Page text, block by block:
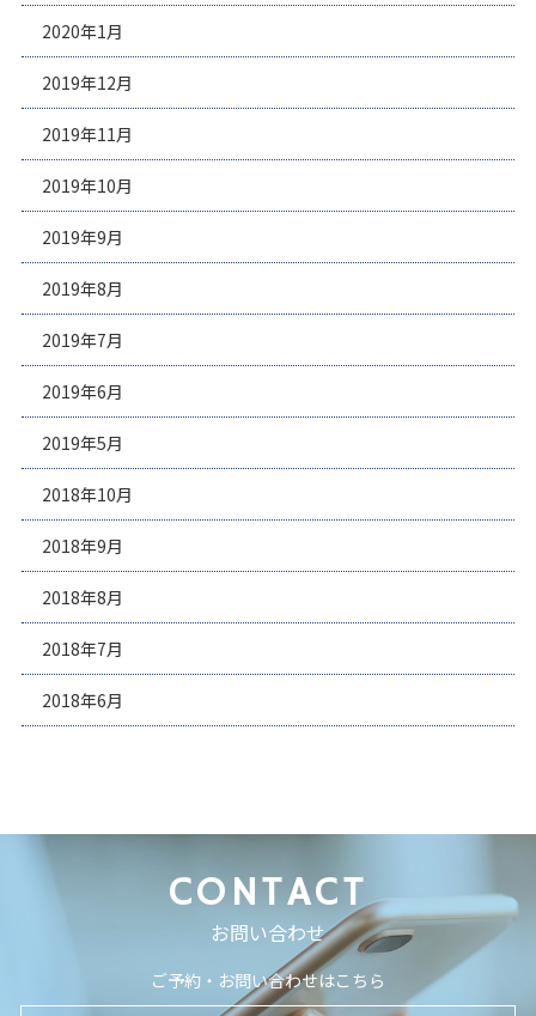
2020年1月
2019年12月
2019年11月
2019年10月
2019年9月
2019年8月
2019年7月
2019年6月
2019年5月
2018年10月
2018年9月
2018年8月
2018年7月
2018年6月
CONTACT
お問い合わせ
ご予約・お問い合わせはこちら